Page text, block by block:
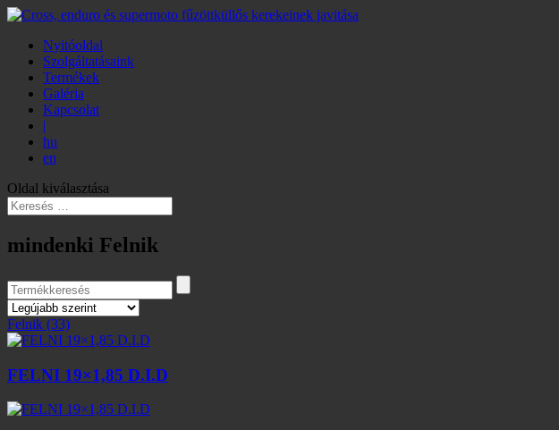
Nyitóoldal
Szolgáltatásaink
Termékek
Galéria
Kapcsolat
|
hu
en
Oldal kiválasztása
mindenki Felnik
Felnik (33)
FELNI 19×1,85 D.I.D